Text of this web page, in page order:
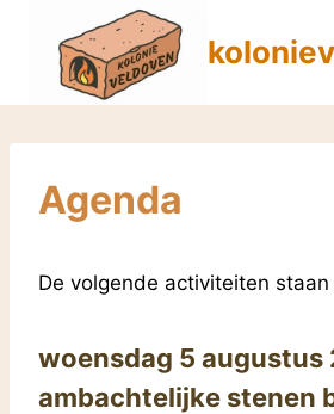
inhoud
Agenda
De volgende activiteiten
woensdag 5 augustus
ambachtelijke stenen